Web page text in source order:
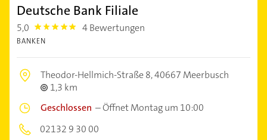
Deutsche Bank Filiale
5,0 5.0 4 Bewertungen
BANKEN
Theodor-Hellmich-Straße 8,40667 Meerbusch
1,3 km
Geschlossen –Öffnet Montag um 10:00
02132 9 30 00